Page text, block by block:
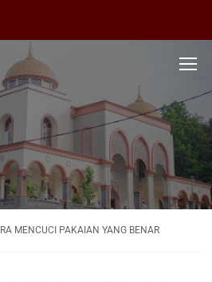
MENCUCI PAKAIAN YANG BENAR